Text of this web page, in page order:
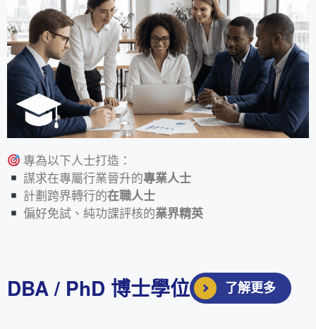
專為以下人士打造：
謀求在專屬行業晉升的專業人士
計劃跨界轉行的在職人士
偏好免試、純功課評核的業界精英
DBA / PhD 博士學位 了解更多